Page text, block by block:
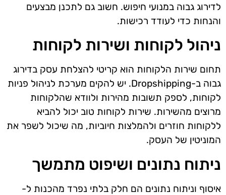
לדירוג גבוה במנועי חיפוש. חשוב גם לתכנן מבצעים
והנחות כדי לעודד רכישות.
ניהול לקוחות ושירות לקוחות
תחום שירות הלקוחות הוא קריטי להצלחת עסק בדירוג
גבוה ב-Dropshipping. יש להקים מערכת לניהול פניות
לקוחות, לספק תשובות מהירות ולוודא שהלקוחות
מרוצים מהשירות. שירות לקוחות טוב יכול להביא
ללקוחות חוזרים ולהמלצות חיוביות, מה שיכול לשפר את
המוניטין של העסק.
ניתוח נתונים ושיפוט מתמשך
איסוף וניתוח נתונים הם חלק בלתי נפרד מהכנות ל-